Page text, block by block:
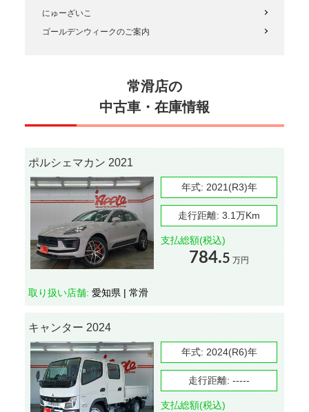
にゅーざいこ
ゴールデンウィークのご案内
常滑店の
中古車・在庫情報
ポルシェマカン 2021
年式: 2021(R3)年
走行距離: 3.1万Km
支払総額(税込)
784.5 万円
取り扱い店舗: 愛知県 | 常滑
キャンター 2024
年式: 2024(R6)年
走行距離: -----
支払総額(税込)